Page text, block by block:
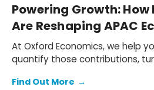
Powering Growth:
Are Reshaping APAC
At Oxford Economics, we help
quantify those contributions,
builds defensible models that
Find Out More →